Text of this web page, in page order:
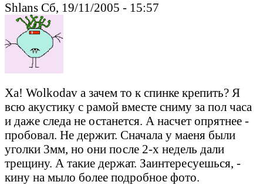
Shlans Сб, 19/11/2005 - 15:57
Ха! Wolkodav а зачем то к спинке крепить? Я
всю акустику с рамой вместе сниму за пол часа
и даже следа не останется. А насчет опрятнее -
пробовал. Не держит. Сначала у маеня были
уголки 3мм, но они после 2-х недель дали
трещину. А такие держат. Заинтересуешься, -
кину на мыло более подробное фото.